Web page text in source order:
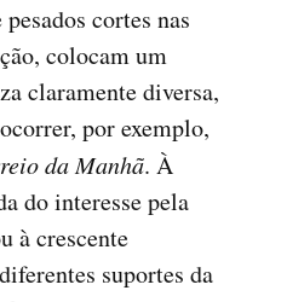
cortes nas
colocam um
claramente diversa,
por exemplo,
da Manhã. À
do interesse pela
à crescente
suportes da